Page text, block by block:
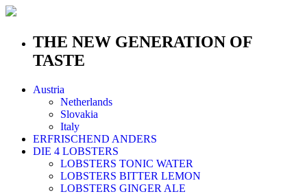
THE NEW GENERATION OF
TASTE
Austria
Netherlands
Slovakia
Italy
ERFRISCHEND ANDERS
DIE 4 LOBSTERS
LOBSTERS TONIC WATER
LOBSTERS BITTER LEMON
LOBSTERS GINGER ALE